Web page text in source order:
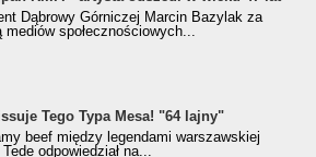
Dąbrowy Górniczej Marcin Bazylak za
mediów społecznościowych...
Tego Typa Mesa! "64 lajny"
beef między legendami warszawskiej
odpowiedział na...